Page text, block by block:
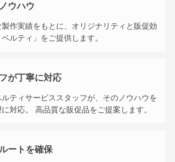
ウハウ
作実績をもとに、オリジナリティと販促効
ルティ」をご提供します。
が丁寧に対応
ティサービススタッフが、そのノウハウを
対応。 高品質な販促品をご提案します。
ートを確保